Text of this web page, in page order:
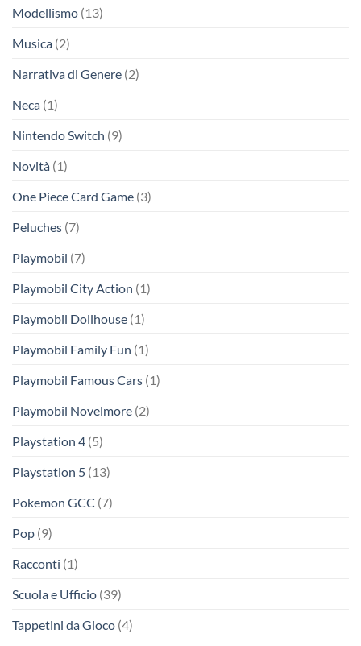
Modellismo (13)
Musica (2)
Narrativa di Genere (2)
Neca (1)
Nintendo Switch (9)
Novità (1)
One Piece Card Game (3)
Peluches (7)
Playmobil (7)
Playmobil City Action (1)
Playmobil Dollhouse (1)
Playmobil Family Fun (1)
Playmobil Famous Cars (1)
Playmobil Novelmore (2)
Playstation 4 (5)
Playstation 5 (13)
Pokemon GCC (7)
Pop (9)
Racconti (1)
Scuola e Ufficio (39)
Tappetini da Gioco (4)